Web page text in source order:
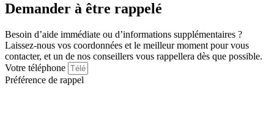
Demander à être rappelé
Besoin d’aide immédiate ou d’informations supplémentaires ?
Laissez-nous vos coordonnées et le meilleur moment pour vous
contacter, et un de nos conseillers vous rappellera dès que possible.
Votre téléphone
Préférence de rappel